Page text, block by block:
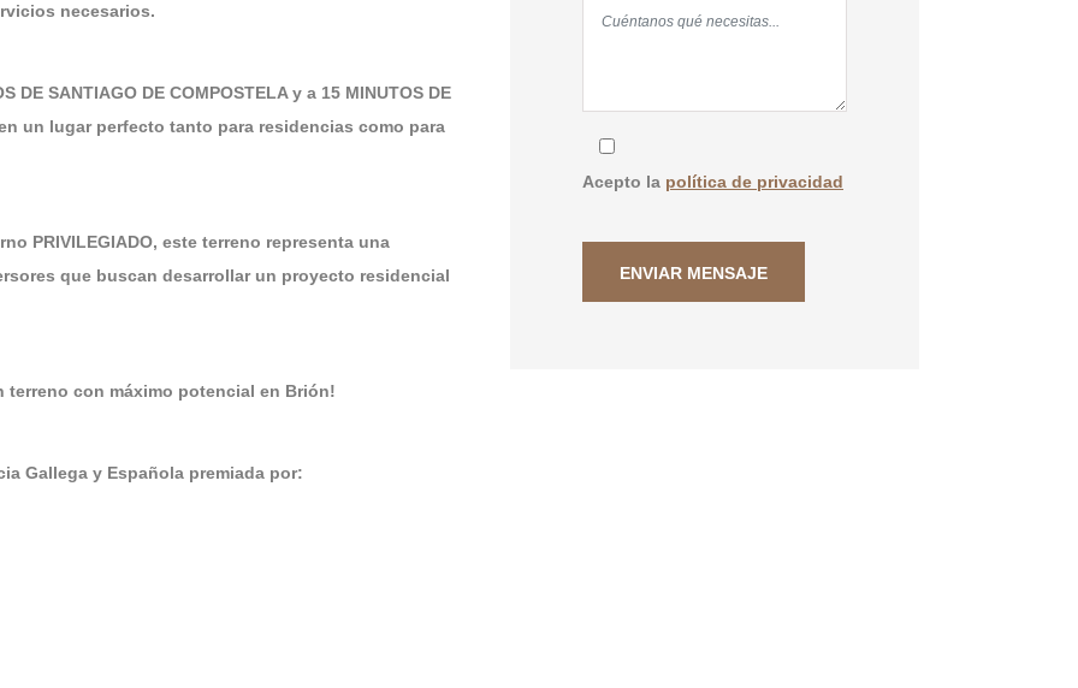
necesarios.
SANTIAGO DE COMPOSTELA y a 15 MINUTOS DE
un lugar perfecto tanto para residencias como para
PRIVILEGIADO, este terreno representa una
que buscan desarrollar un proyecto residencial
terreno con máximo potencial en Brión!
Gallega y Española premiada por:
Acepto la política de privacidad